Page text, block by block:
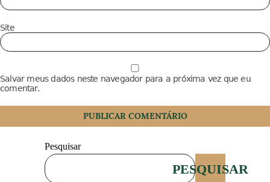
Site
Salvar meus dados neste navegador para a próxima vez que eu
comentar.
Pesquisar
PESQUISAR